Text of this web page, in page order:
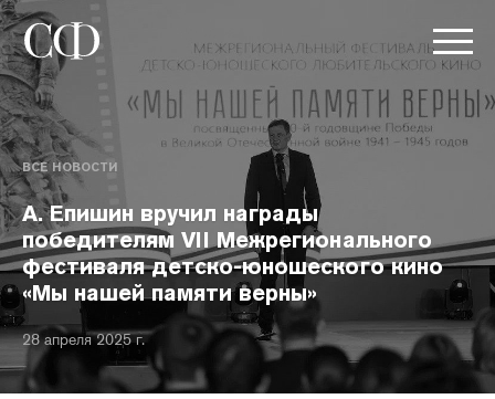
ВСЕ НОВОСТИ
А. Епишин вручил награды
победителям VII Межрегионального
фестиваля детско-юношеского кино
«Мы нашей памяти верны»
28 апреля 2025 г.